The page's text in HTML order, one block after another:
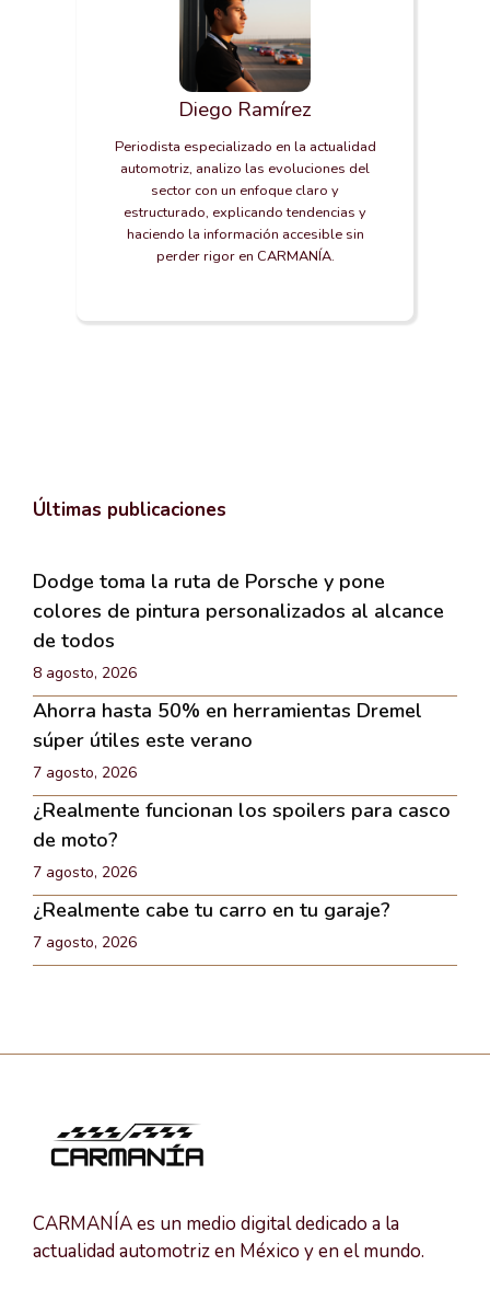
Diego Ramírez
Periodista especializado en la actualidad
automotriz, analizo las evoluciones del
sector con un enfoque claro y
estructurado, explicando tendencias y
haciendo la información accesible sin
perder rigor en CARMANÍA.
Últimas publicaciones
Dodge toma la ruta de Porsche y pone
colores de pintura personalizados al alcance
de todos
8 agosto, 2026
Ahorra hasta 50% en herramientas Dremel
súper útiles este verano
7 agosto, 2026
¿Realmente funcionan los spoilers para casco
de moto?
7 agosto, 2026
¿Realmente cabe tu carro en tu garaje?
7 agosto, 2026
CARMANÍA es un medio digital dedicado a la
actualidad automotriz en México y en el mundo.